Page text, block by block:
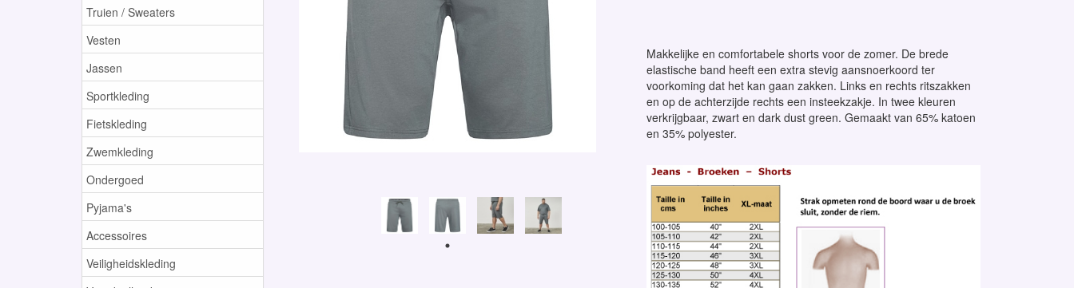
Truien / Sweaters
Vesten
Jassen
Sportkleding
Fietskleding
Zwemkleding
Ondergoed
Pyjama's
Accessoires
Veiligheidskleding
Makkelijke en comfortabele shorts voor de zomer. De brede
elastische band heeft een extra stevig aansnoerkoord ter
voorkoming dat het kan gaan zakken. Links en rechts ritszakken
en op de achterzijde rechts een insteekzakje. In twee kleuren
verkrijgbaar, zwart en dark dust green. Gemaakt van 65% katoen
en 35% polyester.